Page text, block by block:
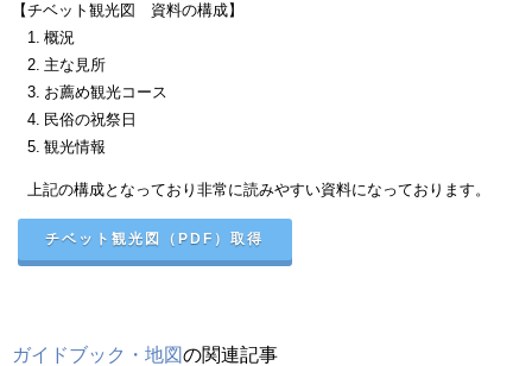
【チベット観光図 資料の構成】
1. 概況
2. 主な見所
3. お薦め観光コース
4. 民俗の祝祭日
5. 観光情報
上記の構成となっており非常に読みやすい資料になっております。
チベット観光図（PDF）取得
ガイドブック・地図の関連記事